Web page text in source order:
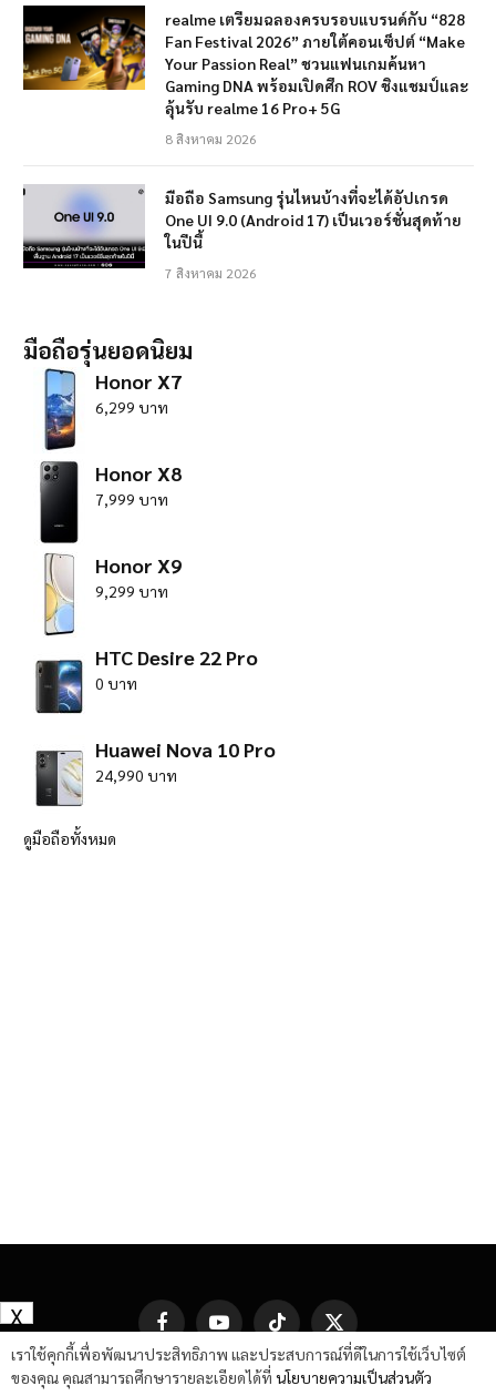
realme เตรียมฉลองครบรอบแบรนด์กับ “828
Fan Festival 2026” ภายใต้คอนเซ็ปต์ “Make
Your Passion Real” ชวนแฟนเกมค้นหา
Gaming DNA พร้อมเปิดศึก ROV ชิงแชมป์และ
ลุ้นรับ realme 16 Pro+ 5G
8 สิงหาคม 2026
มือถือ Samsung รุ่นไหนบ้างที่จะได้อัปเกรด
One UI 9.0 (Android 17) เป็นเวอร์ชั่นสุดท้าย
ในปีนี้
7 สิงหาคม 2026
มือถือรุ่นยอดนิยม
Honor X7
6,299 บาท
Honor X8
7,999 บาท
Honor X9
9,299 บาท
HTC Desire 22 Pro
0 บาท
Huawei Nova 10 Pro
24,990 บาท
ดูมือถือทั้งหมด
FacebookYouTube TikTok
X
(Twitter)
เราใช้คุกกี้เพื่อพัฒนาประสิทธิภาพ และประสบการณ์ที่ดีในการใช้เว็บไซต์
ของคุณ คุณสามารถศึกษารายละเอียดได้ที่ นโยบายความเป็นส่วนตัว
X